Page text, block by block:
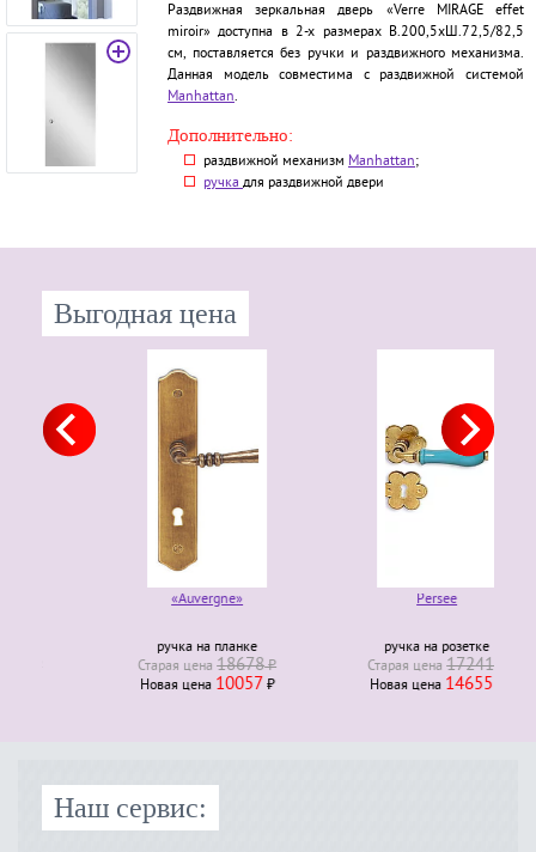
Раздвижная зеркальная дверь «Verre MIRAGE effet
miroir» доступна в 2-х размерах В.200,5хШ.72,5/82,5
см, поставляется без ручки и раздвижного механизма.
Данная модель совместима с раздвижной системой
Manhattan.
Дополнительно:
раздвижной механизм Manhattan;
ручка для раздвижной двери
Выгодная цена
«Auvergne»
ручка на планке
Старая ценa18678₽
Новая ценa10057₽
ручка на розетке
Старая ценa17241₽
Новая ценa14655₽
Наш сервис: